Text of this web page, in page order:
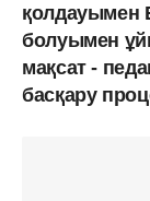
қолдауымен
болуымен
мақсат -
басқару